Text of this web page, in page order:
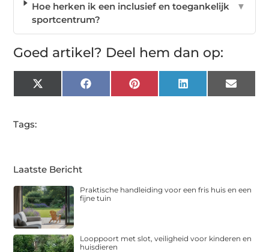
Hoe herken ik een inclusief en toegankelijk
sportcentrum?
▼
Goed artikel? Deel hem dan op:
X
(Twitter)
FacebookPinterest LinkedIn Email
Tags:
Laatste Bericht
Praktische handleiding voor een fris huis en een
fijne tuin
Looppoort met slot, veiligheid voor kinderen en
huisdieren